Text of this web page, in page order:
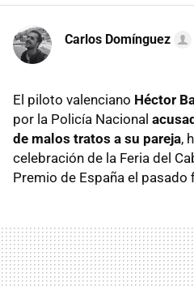
Carlos Domínguez
El piloto valenciano Héctor
por la Policía Nacional
de malos tratos a su pareja,
celebración de la Feria del
Premio de España el pasado